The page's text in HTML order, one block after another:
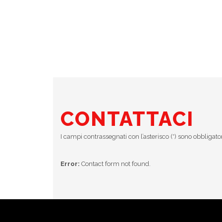
CONTATTACI
I campi contrassegnati con l’asterisco (*) sono
Error: Contact form not found.